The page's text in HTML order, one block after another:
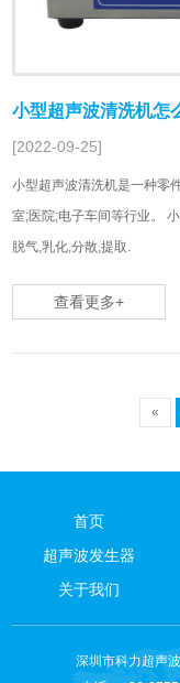
小型超声波清洗机怎
[2022-09-25]
小型超声波清洗机是一种零
室;医院;电子车间等行业。
脱气,乳化,分散,提取.
查看更多+
«
首页
超声波发生器
关于我们
深圳市科力超声